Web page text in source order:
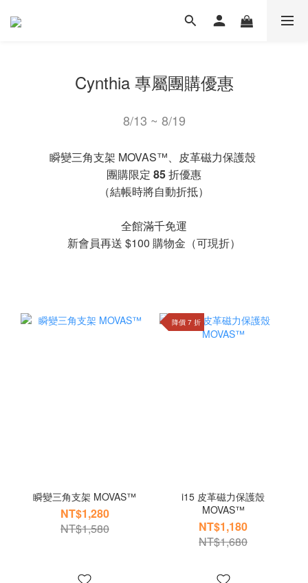
Cynthia 專屬團購優惠
8/13 ~ 8/19
瞬變三角支架 MOVAS™、皮革磁力保護殼
團購限定 85折優惠
（結帳時將自動折抵）
全館滿千免運
新會員再送 $100 購物金（可現折）
瞬變三角支架 MOVAS™
NT$1,280
NT$1,580
降價 7 折
i15 皮革磁力保護殼
MOVAS™
NT$1,180
NT$1,680